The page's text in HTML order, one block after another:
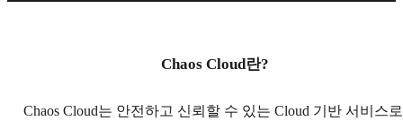
Chaos Cloud란?
Chaos Cloud는 안전하고 신뢰할 수 있는 Cloud 기반 서비스